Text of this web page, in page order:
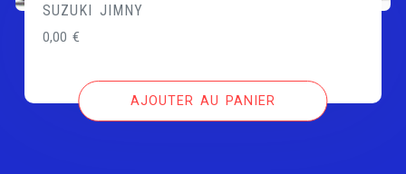
SUZUKI JIMNY
0,00€
AJOUTER AU PANIER